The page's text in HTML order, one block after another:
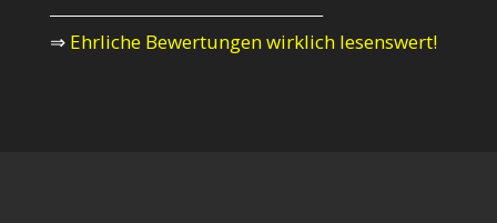
⇒ Ehrliche Bewertungen wirklich lesenswert!